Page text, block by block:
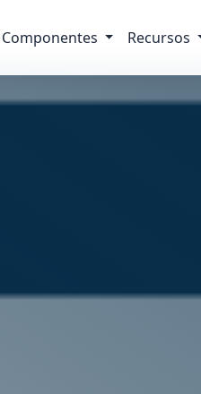
Componentes Recursos